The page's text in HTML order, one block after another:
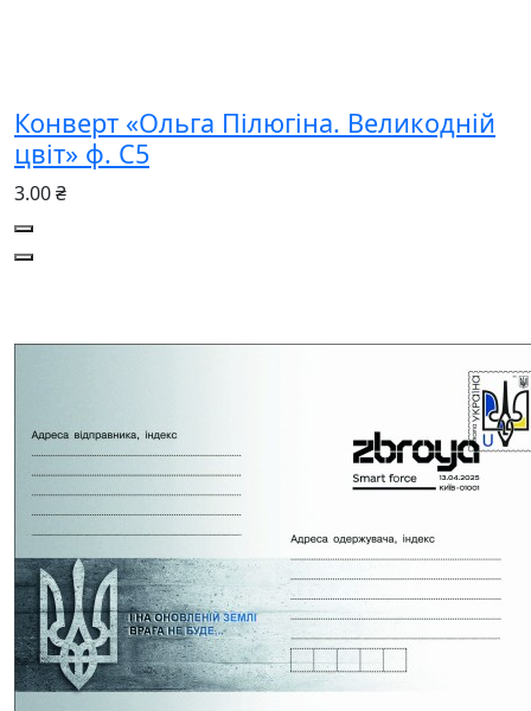
Конверт «Ольга Пілюгіна. Великодній
цвіт» ф. С5
3.00 ₴